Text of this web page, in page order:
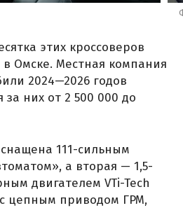
этих кроссоверов
в Омске. Местная компания
2024—2026 годов
за них от 2 500 000 до
111-сильным
а вторая — 1,5-
двигателем VTi-Tech
цепным приводом ГРМ,